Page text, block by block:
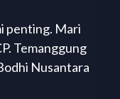
penting. Mari
Temanggung
Nusantara